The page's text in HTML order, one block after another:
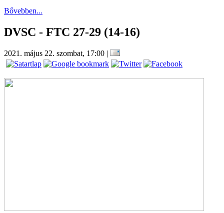
Bővebben...
DVSC - FTC 27-29 (14-16)
2021. május 22. szombat, 17:00 |